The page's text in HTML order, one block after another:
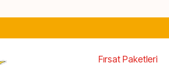
Fırsat Paketleri